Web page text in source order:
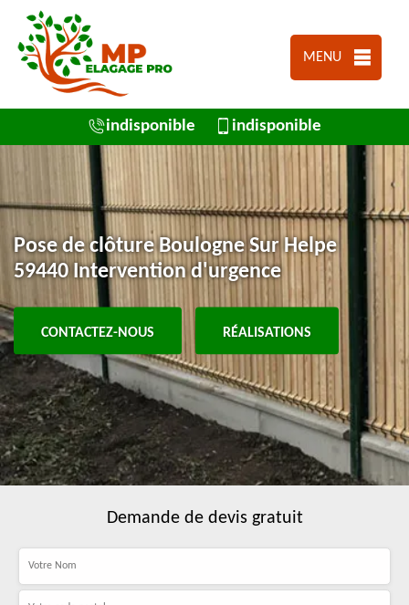
MENU
indisponible indisponible
Pose de clôture Boulogne Sur Helpe
59440 Intervention d'urgence
CONTACTEZ-NOUS RÉALISATIONS
Demande de devis gratuit